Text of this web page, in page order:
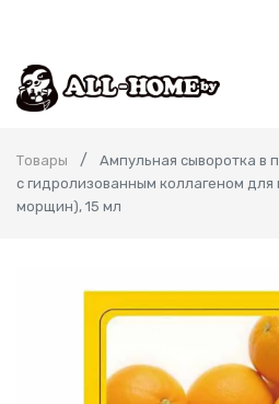
Товары
Ампульная сыворотка в
с гидролизованным коллагеном для
морщин), 15 мл